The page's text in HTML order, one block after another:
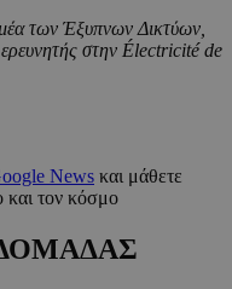
των Έξυπνων Δικτύων,
στην Électricité de
News και μάθετε
και τον κόσμο